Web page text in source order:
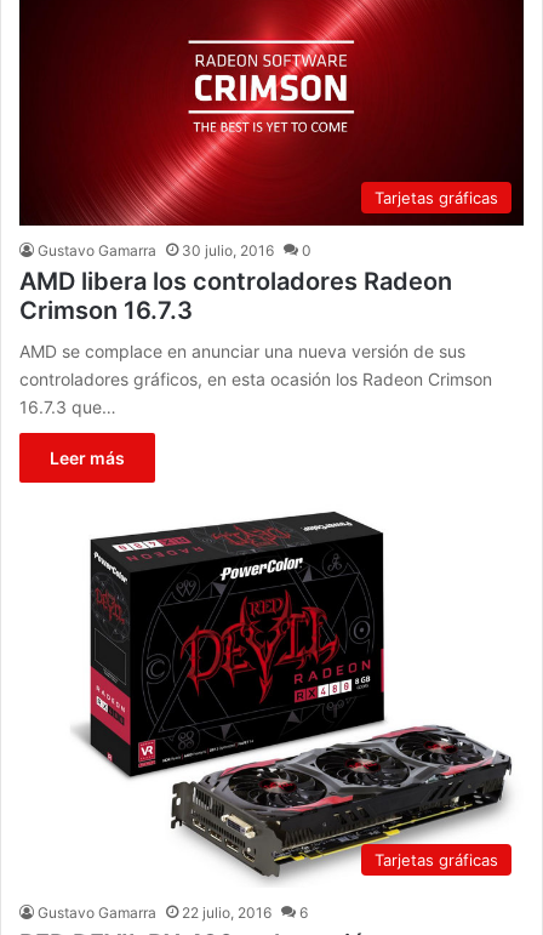
Tarjetas gráficas
Gustavo Gamarra 30 julio, 2016 0
AMD libera los controladores Radeon
Crimson 16.7.3
AMD se complace en anunciar una nueva versión de sus
controladores gráficos, en esta ocasión los Radeon Crimson
16.7.3 que…
Leer más
Tarjetas gráficas
Gustavo Gamarra 22 julio, 2016 6